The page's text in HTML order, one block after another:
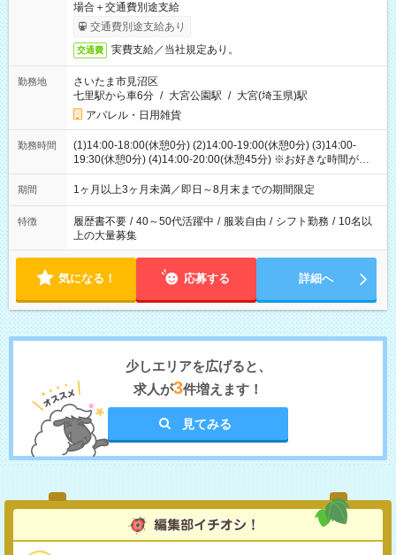
場合＋交通費別途支給
交通費別途支給あり
交通費 実費支給／当社規定あり。
勤務地
さいたま市見沼区
七里駅から車6分 / 大宮公園駅 / 大宮(埼玉県)駅
アパレル・日用雑貨
勤務時間
(1)14:00-18:00(休憩0分) (2)14:00-19:00(休憩0分) (3)14:00-
19:30(休憩0分) (4)14:00-20:00(休憩45分) ※お好きな時間が選べ
ます
期間 1ヶ月以上3ヶ月未満／即日～8月末までの期間限定
特徴 履歴書不要 / 40～50代活躍中 / 服装自由 / シフト勤務 / 10名以
上の大量募集
気になる！ 応募する 詳細へ
少しエリアを広げると、
求人が3件増えます！
見てみる